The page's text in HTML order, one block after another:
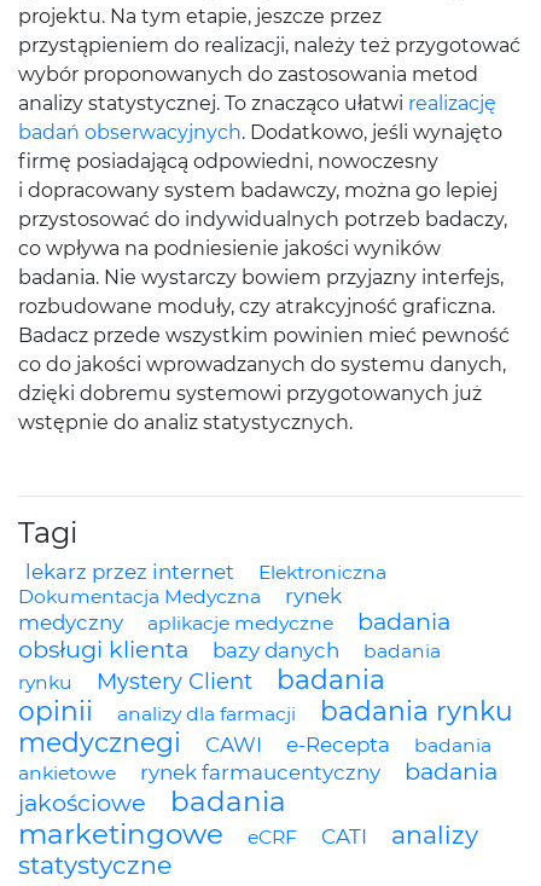
projektu. Na tym etapie, jeszcze przez
przystąpieniem do realizacji, należy też przygotować
wybór proponowanych do zastosowania metod
analizy statystycznej. To znacząco ułatwi realizację
badań obserwacyjnych. Dodatkowo, jeśli wynajęto
firmę posiadającą odpowiedni, nowoczesny
i dopracowany system badawczy, można go lepiej
przystosować do indywidualnych potrzeb badaczy,
co wpływa na podniesienie jakości wyników
badania. Nie wystarczy bowiem przyjazny interfejs,
rozbudowane moduły, czy atrakcyjność graficzna.
Badacz przede wszystkim powinien mieć pewność
co do jakości wprowadzanych do systemu danych,
dzięki dobremu systemowi przygotowanych już
wstępnie do analiz statystycznych.
Tagi
lekarz przez internet
Elektroniczna
Dokumentacja Medyczna
rynek
medyczny
aplikacje medyczne
badania
obsługi klienta
bazy danych
badania
rynku
Mystery Client
badania
opinii
analizy dla farmacji
badania rynku
medycznegi
CAWI e-Recepta
badania
ankietowe
rynek farmaucentyczny
badania
jakościowe
badania
marketingowe
eCRF CATI
analizy
statystyczne